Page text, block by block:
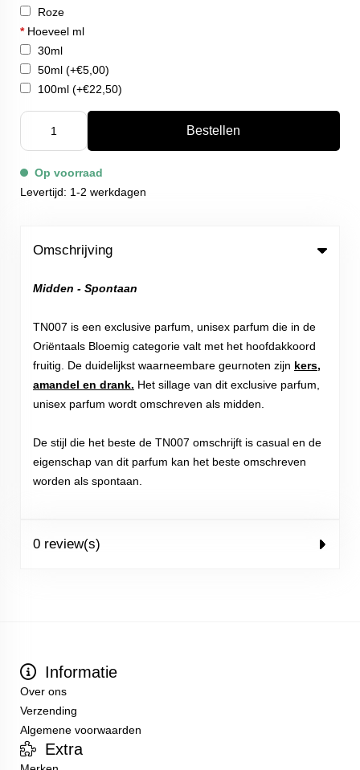
Roze
*Hoeveel ml
30ml
50ml (+€5,00)
100ml (+€22,50)
Bestellen
Op voorraad
Levertijd: 1-2 werkdagen
Omschrijving
Midden - Spontaan
TN007 is een exclusive parfum, unisex parfum die in de
Oriëntaals Bloemig categorie valt met het hoofdakkoord
fruitig. De duidelijkst waarneembare geurnoten zijn kers,
amandel en drank. Het sillage van dit exclusive parfum,
unisex parfum wordt omschreven als midden.
De stijl die het beste de TN007 omschrijft is casual en de
eigenschap van dit parfum kan het beste omschreven
worden als spontaan.
0 review(s)
Informatie
Over ons
Verzending
Algemene voorwaarden
Extra